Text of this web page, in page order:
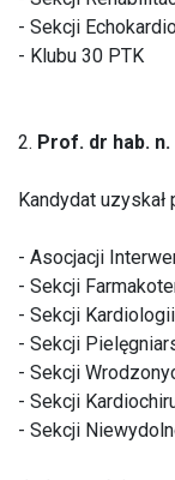
- Sekcji
- Klubu 30 PTK
2. Prof. dr hab.
Kandydat uzyskał
- Asocjacji
- Sekcji
- Sekcji
- Sekcji
- Sekcji
- Sekcji
- Sekcji